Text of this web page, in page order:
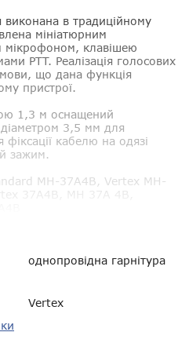
виконана в традиційному
​​мініатюрним
мікрофоном, клавішею
PTT. Реалізація голосових
що дана функція
пристрої.
1,3 м оснащений
3,5 мм для
кабелю на одязі
зажим.
MH-37A4B, Vertex MH-
однопровідна гарнітура
Vertex